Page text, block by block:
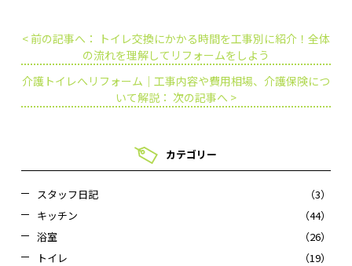
< 前の記事へ： トイレ交換にかかる時間を工事別に紹介！全体
の流れを理解してリフォームをしよう
介護トイレへリフォーム｜工事内容や費用相場、介護保険につ
いて解説： 次の記事へ >
カテゴリー
スタッフ日記
（3）
キッチン
（44）
浴室
（26）
トイレ
（19）